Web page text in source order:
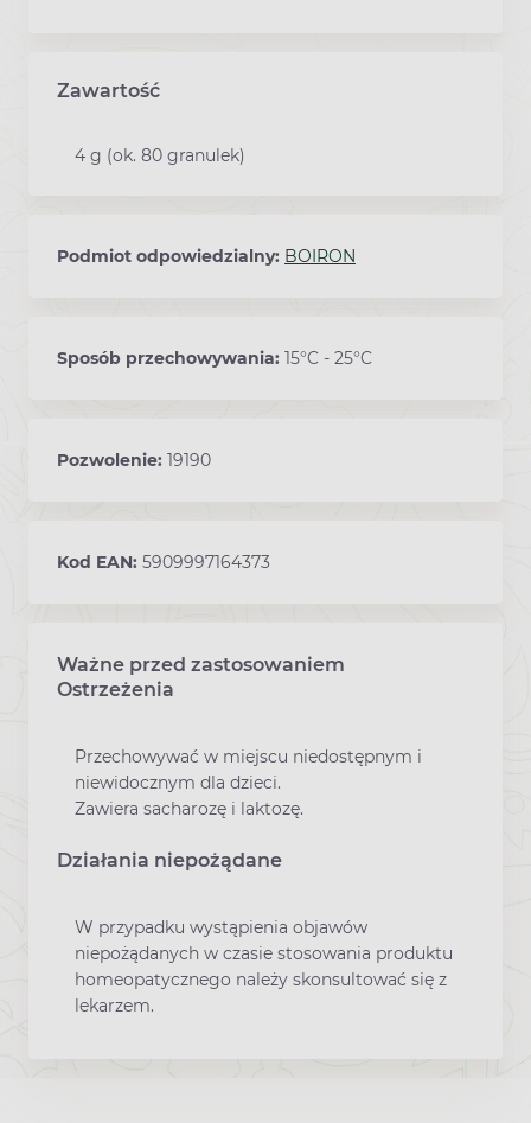
Zawartość
4 g (ok. 80 granulek)
Podmiot odpowiedzialny: BOIRON
Sposób przechowywania: 15°C - 25°C
Pozwolenie: 19190
Kod EAN: 5909997164373
Ważne przed zastosowaniem
Ostrzeżenia
Przechowywać w miejscu niedostępnym i
niewidocznym dla dzieci.
Zawiera sacharozę i laktozę.
Działania niepożądane
W przypadku wystąpienia objawów
niepożądanych w czasie stosowania produktu
homeopatycznego należy skonsultować się z
lekarzem.